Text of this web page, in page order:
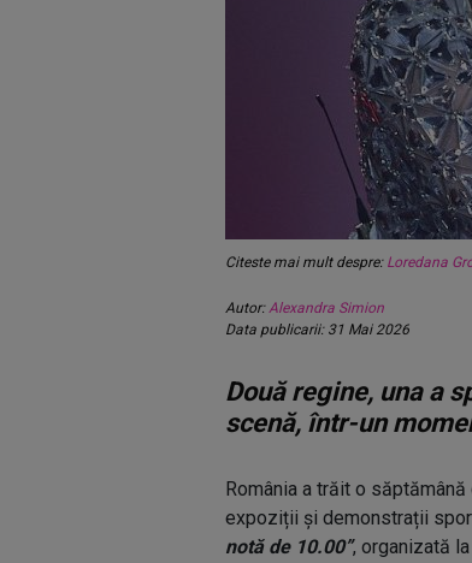
Citeste mai mult despre: Loredana
Autor:Alexandra Simion
Data publicarii: 31 Mai 2026
Două regine, una a
scenă, într-un
România a trăit o
expoziții și demonstrații
notă de 10.00”, organizată